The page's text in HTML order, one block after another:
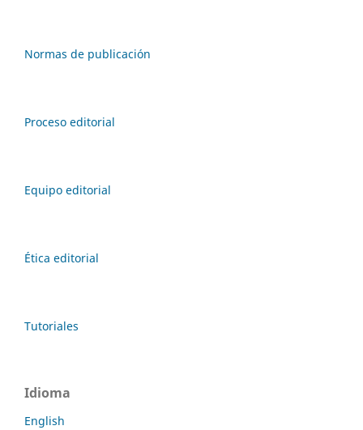
Normas de publicación
Proceso editorial
Equipo editorial
Ética editorial
Tutoriales
Idioma
English